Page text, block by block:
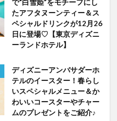
で“白雪姫”をモチーフにし
たアフタヌーンティー＆ス
ペシャルドリンクが12月26
日に登場♡【東京ディズニ
ーランドホテル】
ディズニーアンバサダーホ
テルのイースター！春らし
いスペシャルメニュー＆か
わいいコースターやチャー
ムのプレゼントをご紹介♪